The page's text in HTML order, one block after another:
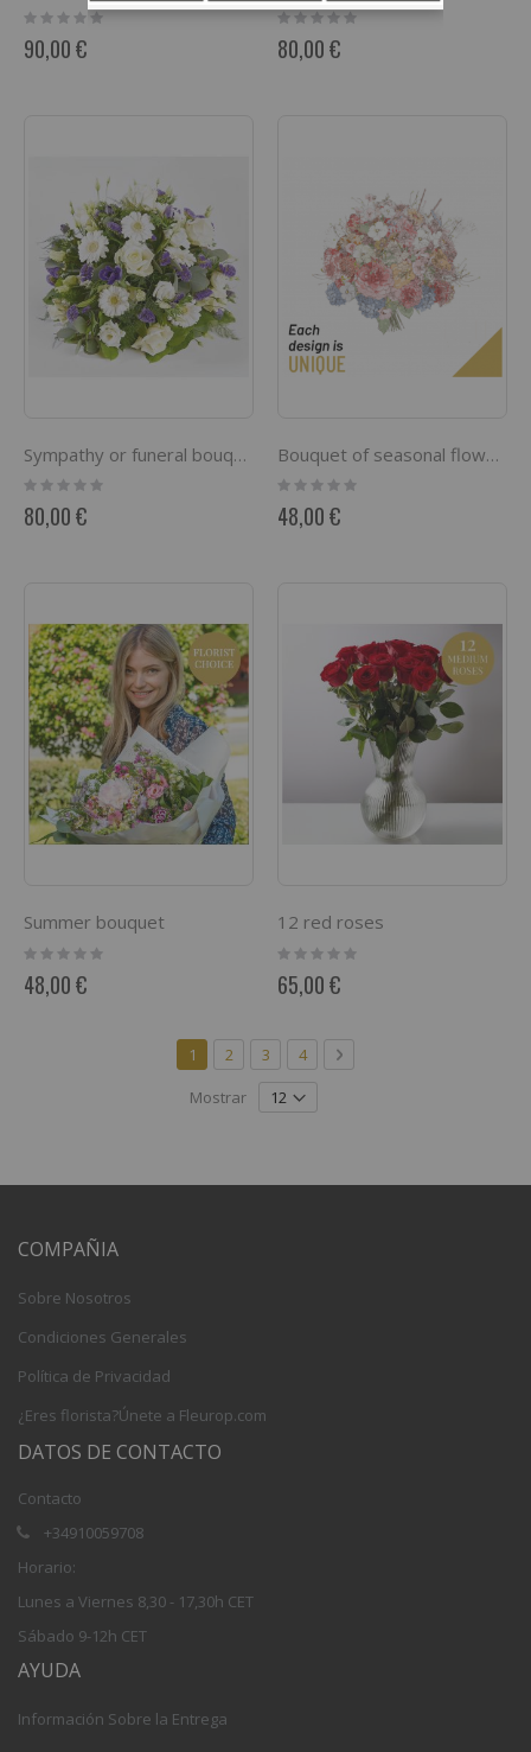
Rating:
0%
90,00 €
Rating:
0%
80,00 €
Sympathy or funeral bouquet
Rating:
80,00 €
Bouquet of seasonal flowers
Rating:
48,00 €
Summer bouquet
Rating:
0%
48,00 €
12 red roses
Rating:
0%
65,00 €
Página
Actualmente estás leyendo página
1 Página
2 Página
3 Página
4 Página
Siguiente
Mostrar
COMPAÑIA
Sobre Nosotros
Condiciones Generales
Política de Privacidad
¿Eres florista?Únete a Fleurop.com
DATOS DE CONTACTO
Contacto
+34910059708
Horario:
Lunes a Viernes 8,30 - 17,30h CET
Sábado 9-12h CET
AYUDA
Información Sobre la Entrega